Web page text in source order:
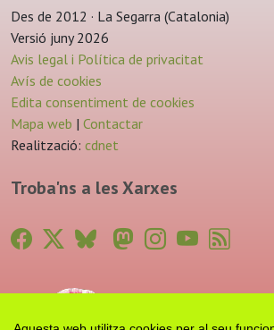
Des de 2012 · La Segarra (Catalonia)
Versió juny 2026
Avis legal i Política de privacitat
Avís de cookies
Edita consentiment de cookies
Mapa web | Contactar
Realització: cdnet
Troba'ns a les Xarxes